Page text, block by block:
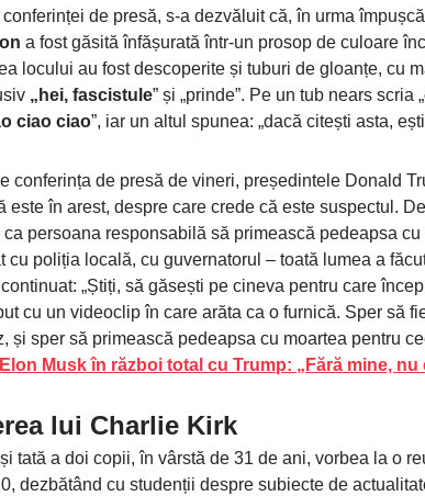
conferinței de presă, s-a dezvăluit că, în urma
a fost găsită înfășurată într-un prosop de culoare
locului au fost descoperite și tuburi de gloanțe, cu
„hei, fascistule” și „prinde”. Pe un tub nears scria „
ciao ciao”, iar un altul spunea: „dacă citești asta,
conferința de presă de vineri, președintele Donald
este în arest, despre care crede că este suspectul.
persoana responsabilă să primească pedeapsa cu
cu poliția locală, cu guvernatorul – toată lumea a
„Știți, să găsești pe cineva pentru care
cu un videoclip în care arăta ca o furnică. Sper să
și sper să primească pedeapsa cu moartea pentru
Elon Musk în război total cu Trump: „Fără mine, nu
lui Charlie Kirk
tată a doi copii, în vârstă de 31 de ani, vorbea la o
dezbătând cu studenții despre subiecte de